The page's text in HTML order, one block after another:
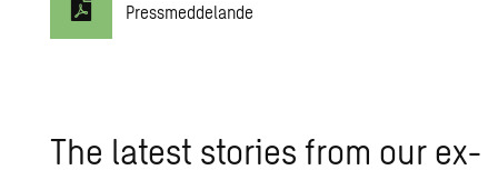
Pressmeddelande
The lat­est sto­ries from our ex­